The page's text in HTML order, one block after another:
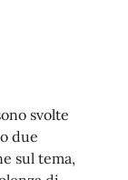
svolte
due
sul tema,